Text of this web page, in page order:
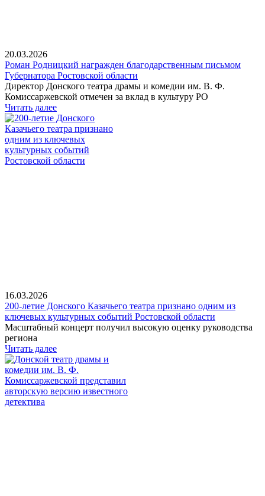
20.03.2026
Роман Родницкий награжден благодарственным письмом
Губернатора Ростовской области
Директор Донского театра драмы и комедии им. В. Ф.
Комиссаржевской отмечен за вклад в культуру РО
Читать далее
16.03.2026
200-летие Донского Казачьего театра признано одним из
ключевых культурных событий Ростовской области
Масштабный концерт получил высокую оценку руководства
региона
Читать далее